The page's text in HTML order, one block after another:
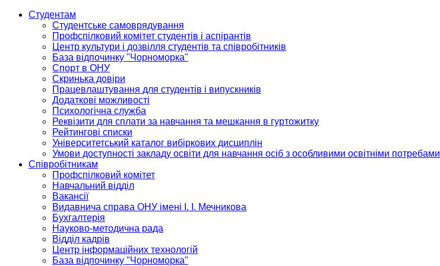
Студентам
Студентське самоврядування
Профспілковий комітет студентів і аспірантів
Центр культури і дозвілля студентів та співробітників
База відпочинку "Чорноморка"
Спорт в ОНУ
Скринька довіри
Працевлаштування для студентів і випускників
Додаткові можливості
Психологічна служба
Реквізити для сплати за навчання та мешкання в гуртожитку
Рейтингові списки
Університетський каталог вибіркових дисциплін
Умови доступності закладу освіти для навчання осіб з особливими освітніми потребами
Співробітникам
Профспілковий комітет
Навчальний відділ
Вакансії
Видавнича справа ОНУ імені І. І. Мечникова
Бухгалтерія
Науково-методична рада
Відділ кадрів
Центр інформаційних технологій
База відпочинку "Чорноморка"